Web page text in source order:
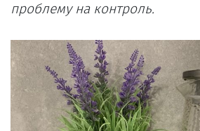
проблему на контроль.